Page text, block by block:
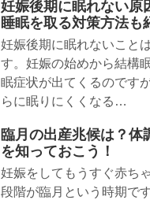
妊娠後期に眠れない原
睡眠を取る対策方法も
妊娠後期に眠れないこと
す。妊娠の始めから結構
眠症状が出てくるのです
らに眠りにくくなる…
臨月の出産兆候は？体
を知っておこう！
妊娠をしてもうすぐ赤ち
段階が臨月という時期で